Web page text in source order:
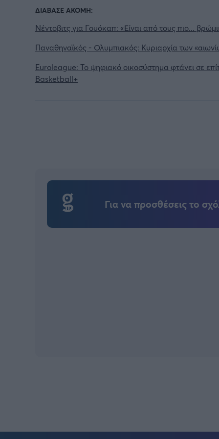
ΔΙΑΒΑΣΕ ΑΚΟΜΗ:
Νέντοβιτς για Γουόκαπ: «Είναι από τους πιο...
Παναθηναϊκός - Ολυμπιακός: Κυριαρχία των
Euroleague: Το ψηφιακό οικοσύστημα φτάνει σε
Basketball+
Για να προσθέσεις το